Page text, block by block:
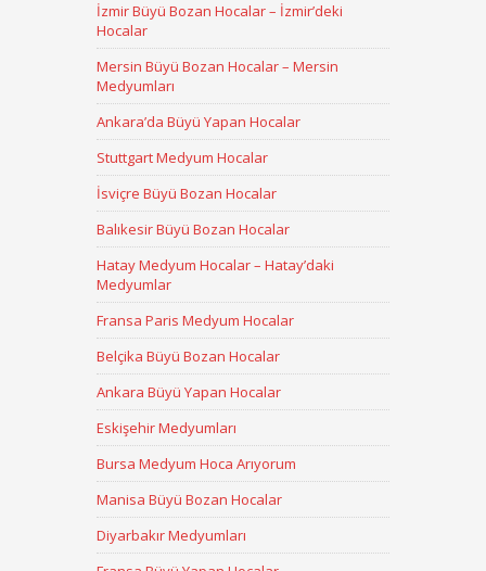
İzmir Büyü Bozan Hocalar – İzmir’deki
Hocalar
Mersin Büyü Bozan Hocalar – Mersin
Medyumları
Ankara’da Büyü Yapan Hocalar
Stuttgart Medyum Hocalar
İsviçre Büyü Bozan Hocalar
Balıkesir Büyü Bozan Hocalar
Hatay Medyum Hocalar – Hatay’daki
Medyumlar
Fransa Paris Medyum Hocalar
Belçika Büyü Bozan Hocalar
Ankara Büyü Yapan Hocalar
Eskişehir Medyumları
Bursa Medyum Hoca Arıyorum
Manisa Büyü Bozan Hocalar
Diyarbakır Medyumları